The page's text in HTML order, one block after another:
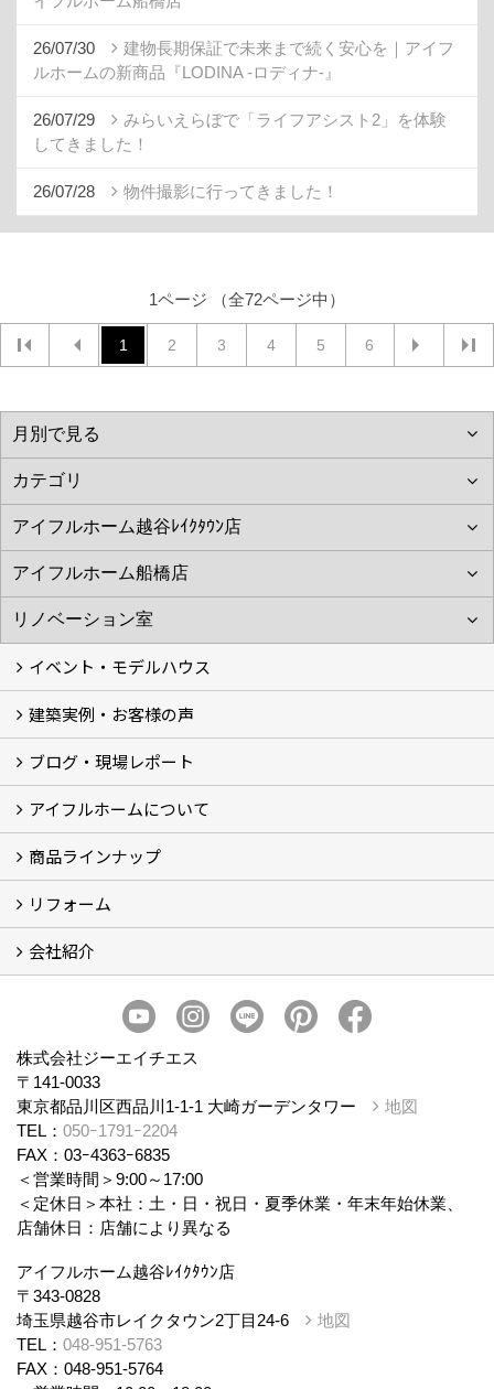
26/07/30
建物長期保証で未来まで続く安心を｜アイフ
ルホームの新商品『LODINA -ロディナ-』
26/07/29
みらいえらぼで「ライフアシスト2」を体験
してきました！
26/07/28 物件撮影に行ってきました！
1ページ （全72ページ中）
1 2 3 4 5 6
イベント・モデルハウス
イベント
モデルハウス見学
建築実例・お客様の声
建築実例
お客様の声
ブログ・現場レポート
ブログ
現場レポート
アイフルホームについて
アイフルホームについて (5)
商品ラインナップ
商品ラインナップ
リフォーム
まるごと断熱リフォーム
イベント情報
施工事例
会社紹介
スタッフ紹介
個人情報保護方針
株式会社ジーエイチエス
〒141-0033
東京都品川区西品川1-1-1 大崎ガーデンタワー
地図
TEL： 050ｰ1791ｰ2204
FAX：03ｰ4363ｰ6835
＜営業時間＞9:00～17:00
＜定休日＞本社：土・日・祝日・夏季休業・年末年始休業、
店舗休日：店舗により異なる
アイフルホーム越谷ﾚｲｸﾀｳﾝ店
〒343-0828
埼玉県越谷市レイクタウン2丁目24-6
地図
TEL： 048-951-5763
FAX：048-951-5764